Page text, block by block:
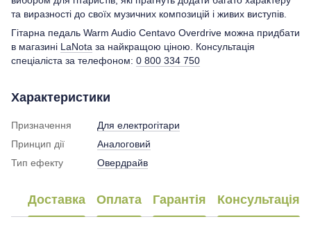
та виразності до своїх музичних композицій і живих виступів.
Гітарна педаль Warm Audio Centavo Overdrive можна придбати
в магазині LaNota за найкращою ціною. Консультація
спеціаліста за телефоном: 0 800 334 750
Характеристики
Призначення
Для електрогітари
Принцип дії
Аналоговий
Тип ефекту
Овердрайв
Доставка Оплата Гарантія Консультація